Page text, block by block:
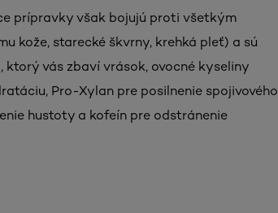
prípravky však bojujú proti všetkým
kože, starecké škvrny, krehká pleť) a sú
vás zbaví vrások, ovocné kyseliny
Pro-Xylan pre posilnenie spojivového
hustoty a kofeín pre odstránenie